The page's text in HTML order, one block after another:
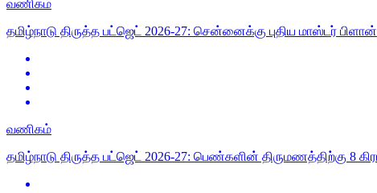
வணிகம்
தமிழ்நாடு திருத்த பட்ஜெட் 2026-27: சென்னைக்கு புதிய மாஸ்டர்
வணிகம்
தமிழ்நாடு திருத்த பட்ஜெட் 2026-27: பெண்களின் திருமணத்திற்கு 8